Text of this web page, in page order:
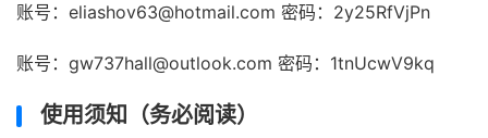
账号：eliashov63@hotmail.com 密码：2y25RfVjPn
账号：gw737hall@outlook.com 密码：1tnUcwV9kq
使用须知（务必阅读）